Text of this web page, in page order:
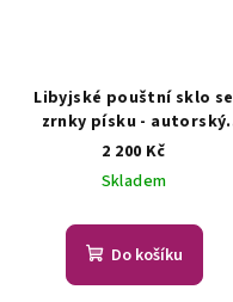
Libyjské pouštní sklo se
zrnky písku - autorský
šperkŠPERKY S
PŘÍRODNÍMI KRYSTALY
2 200 Kč
Skladem
Do košíku